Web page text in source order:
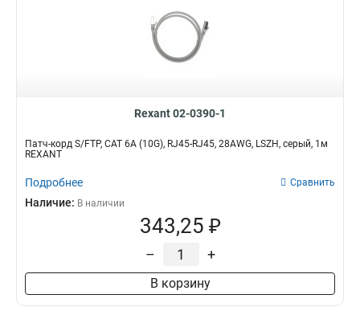
Rexant 02-0390-1
Патч-корд S/FTP, CAT 6A (10G), RJ45-RJ45, 28AWG, LSZH, серый, 1м
REXANT
Подробнее Сравнить
Наличие: В наличии
343,25 ₽
– +
В корзину